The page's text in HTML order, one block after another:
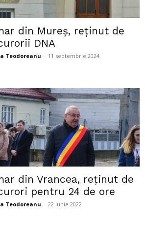
din Mureș, reținut de
DNA
Teodoreanu - 11 septembrie 2024
din Vrancea, reținut de
pentru 24 de ore
Teodoreanu - 22 iunie 2022